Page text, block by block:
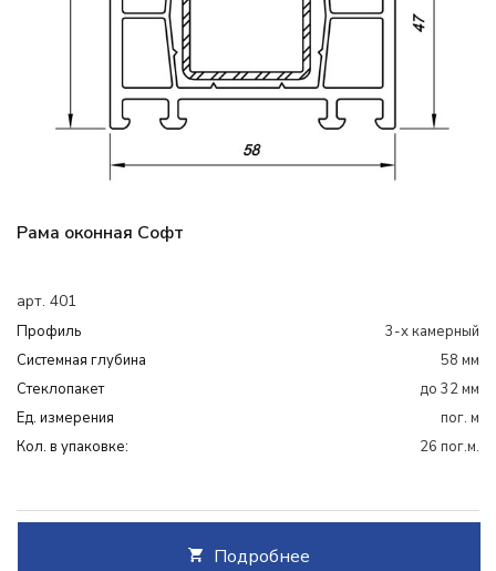
Рама оконная Софт
арт. 401
Профиль
3-х камерный
Системная глубина
58 мм
Cтеклопакет
до 32 мм
Ед. измерения
пог. м
Кол. в упаковке:
26 пог.м.
Подробнее